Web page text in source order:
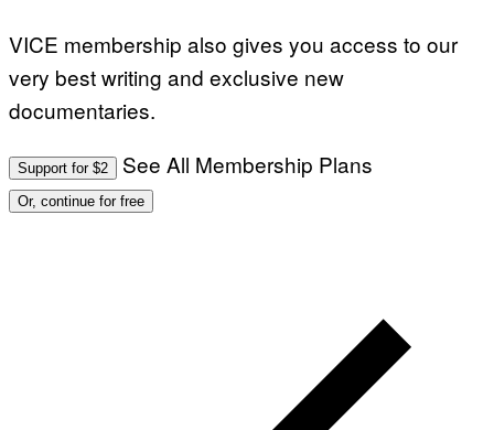
VICE membership also gives you access to our
very best writing and exclusive new
documentaries.
Support for $2 See All Membership Plans
Or, continue for free